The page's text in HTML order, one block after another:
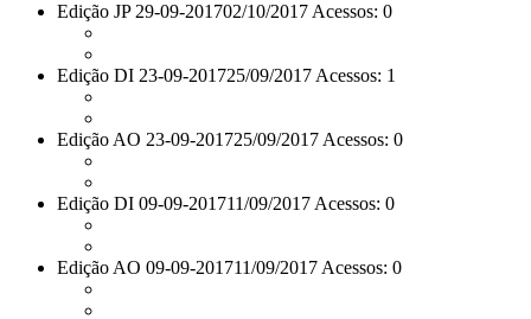
Edição JP 29-09-201702/10/2017 Acessos: 0
Edição DI 23-09-201725/09/2017 Acessos: 1
Edição AO 23-09-201725/09/2017 Acessos: 0
Edição DI 09-09-201711/09/2017 Acessos: 0
Edição AO 09-09-201711/09/2017 Acessos: 0